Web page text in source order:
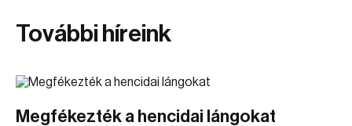
További híreink
Megfékezték a hencidai lángokat